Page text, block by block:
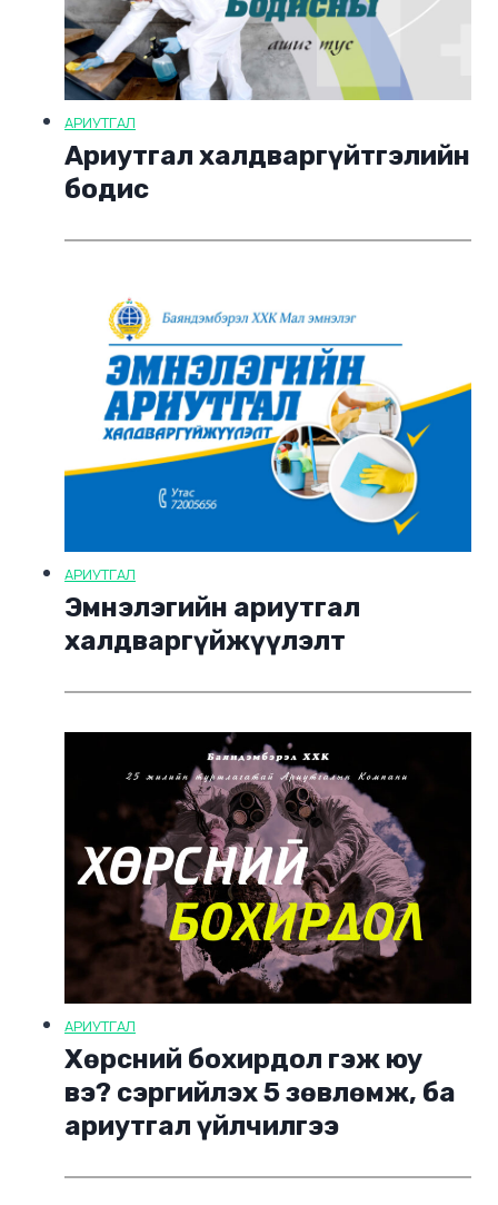
АРИУТГАЛ
Ариутгал халдваргүйтгэлийн
бодис
АРИУТГАЛ
Эмнэлэгийн ариутгал
халдваргүйжүүлэлт
АРИУТГАЛ
Хөрсний бохирдол гэж юу
вэ? сэргийлэх 5 зөвлөмж, ба
ариутгал үйлчилгээ